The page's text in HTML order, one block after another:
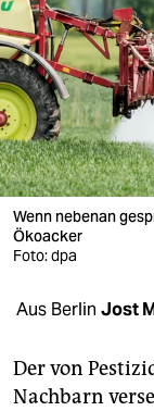
nord
wahrheit
verlag
verlag
veranstaltungen
shop
fragen & hilfe
abo
Wenn nebenan
Ökoacker
Foto: dpa
Aus Berlin Jost
Der von
Nachbarn